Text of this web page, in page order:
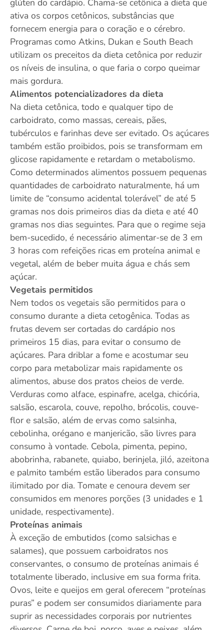
glúten do cardápio. Chama-se cetônica a dieta que
ativa os corpos cetônicos, substâncias que
fornecem energia para o coração e o cérebro.
Programas como Atkins, Dukan e South Beach
utilizam os preceitos da dieta cetônica por reduzir
os níveis de insulina, o que faria o corpo queimar
mais gordura.
Alimentos potencializadores da dieta
Na dieta cetônica, todo e qualquer tipo de
carboidrato, como massas, cereais, pães,
tubérculos e farinhas deve ser evitado. Os açúcares
também estão proibidos, pois se transformam em
glicose rapidamente e retardam o metabolismo.
Como determinados alimentos possuem pequenas
quantidades de carboidrato naturalmente, há um
limite de “consumo acidental tolerável” de até 5
gramas nos dois primeiros dias da dieta e até 40
gramas nos dias seguintes. Para que o regime seja
bem-sucedido, é necessário alimentar-se de 3 em
3 horas com refeições ricas em proteína animal e
vegetal, além de beber muita água e chás sem
açúcar.
Vegetais permitidos
Nem todos os vegetais são permitidos para o
consumo durante a dieta cetogênica. Todas as
frutas devem ser cortadas do cardápio nos
primeiros 15 dias, para evitar o consumo de
açúcares. Para driblar a fome e acostumar seu
corpo para metabolizar mais rapidamente os
alimentos, abuse dos pratos cheios de verde.
Verduras como alface, espinafre, acelga, chicória,
salsão, escarola, couve, repolho, brócolis, couve-
flor e salsão, além de ervas como salsinha,
cebolinha, orégano e manjericão, são livres para
consumo à vontade. Cebola, pimenta, pepino,
abobrinha, rabanete, quiabo, berinjela, jiló, azeitona
e palmito também estão liberados para consumo
ilimitado por dia. Tomate e cenoura devem ser
consumidos em menores porções (3 unidades e 1
unidade, respectivamente).
Proteínas animais
À exceção de embutidos (como salsichas e
salames), que possuem carboidratos nos
conservantes, o consumo de proteínas animais é
totalmente liberado, inclusive em sua forma frita.
Ovos, leite e queijos em geral oferecem “proteínas
puras” e podem ser consumidos diariamente para
suprir as necessidades corporais por nutrientes